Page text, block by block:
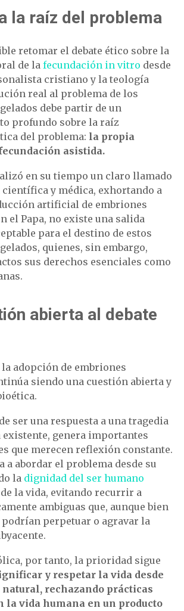
la raíz del problema
retomar el debate ético sobre la
de la fecundación in vitro desde
cristiano y la teología
real al problema de los
debe partir de un
profundo sobre la raíz
del problema: la propia
asistida.
en su tiempo un claro llamado
y médica, exhortando a
artificial de embriones
el Papa, no existe una salida
para el destino de estos
quienes, sin embargo,
sus derechos esenciales como
abierta al debate
adopción de embriones
siendo una cuestión abierta y
ser una respuesta a una tragedia
existente, genera importantes
que merecen reflexión constante.
a abordar el problema desde su
la dignidad del ser humano
la vida, evitando recurrir a
ambiguas que, aunque bien
perpetuar o agravar la
por tanto, la prioridad sigue
y respetar la vida desde
natural, rechazando prácticas
la vida humana en un producto